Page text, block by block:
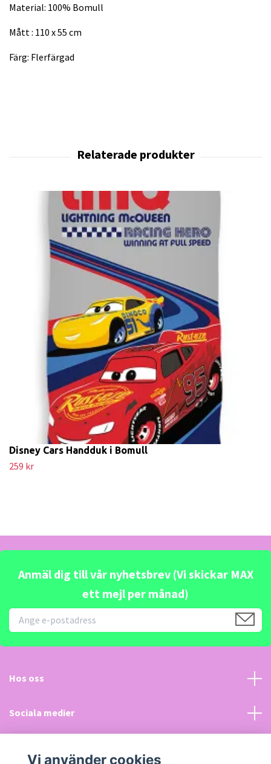
Material: 100% Bomull
Mått : 110 x 55 cm
Färg: Flerfärgad
Disney Cars Handduk i Bomull
259 kr
Anmäl dig till vår nyhetsbrev (Vi skickar MAX
ett mejl per månad)
Hos oss
Sociala medier
Vi använder cookies